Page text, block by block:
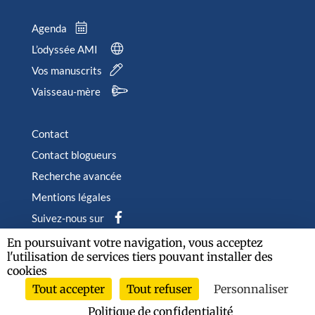
Agenda
L’odyssée AMI
Vos manuscrits
Vaisseau-mère
Contact
Contact blogueurs
Recherche avancée
Mentions légales
Suivez-nous sur
2026 © Albin Michel Imaginaire - Tous droits réservés
En poursuivant votre navigation, vous acceptez
l'utilisation de services tiers pouvant installer des
cookies
Tout accepter
Tout refuser
Personnaliser
Politique de confidentialité